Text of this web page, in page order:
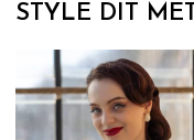
STYLE DIT MET